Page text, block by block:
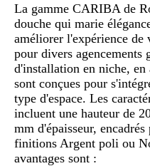
La gamme CARIBA de
douche qui marie
améliorer l'expérience de
pour divers agencements
d'installation en niche,
sont conçues pour
type d'espace. Les
incluent une hauteur de
mm d'épaisseur,
finitions Argent poli ou
avantages sont :